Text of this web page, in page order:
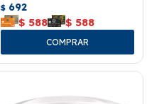
300grs.
$ 692
$ 588 $ 588